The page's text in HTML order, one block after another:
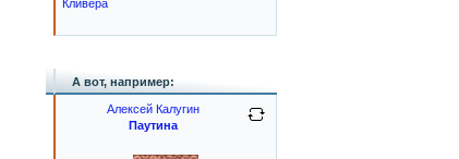
Кливера
А вот, например:
Алексей Калугин
Паутина